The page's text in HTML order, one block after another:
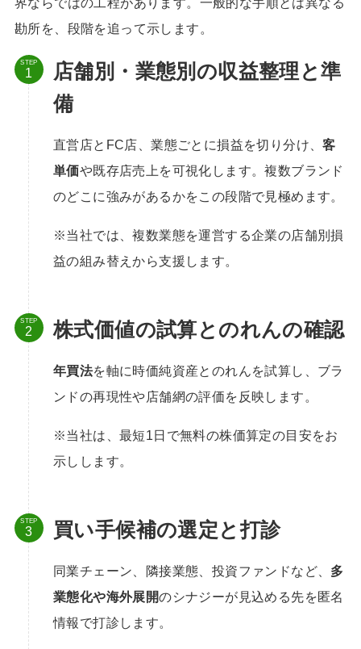
勘所を、段階を追って示します。
STEP
店舗別・業態別の収益整理と準
備
直営店とFC店、業態ごとに損益を切り分け、客
単価や既存店売上を可視化します。複数ブランド
のどこに強みがあるかをこの段階で見極めます。
※当社では、複数業態を運営する企業の店舗別損
益の組み替えから支援します。
STEP 株式価値の試算とのれんの確認
年買法を軸に時価純資産とのれんを試算し、ブラ
ンドの再現性や店舗網の評価を反映します。
※当社は、最短1日で無料の株価算定の目安をお
示しします。
STEP 買い手候補の選定と打診
同業チェーン、隣接業態、投資ファンドなど、 多
業態化や海外展開のシナジーが見込める先を匿名
情報で打診します。